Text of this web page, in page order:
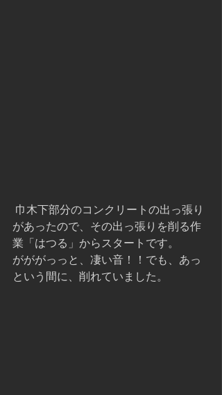
があったので、その出っ張りを削る作
業「はつる」からスタートです。
がががっっと、凄い音！！でも、あっ
という間に、削れていました。